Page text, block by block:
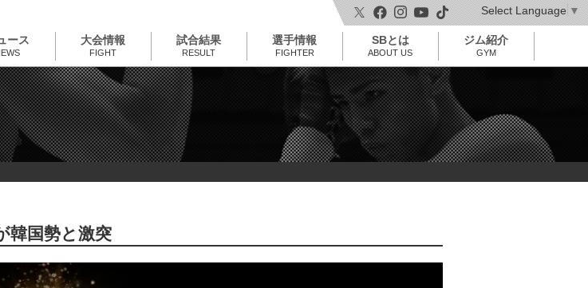
t
o
l
i
ース 大会情報
FIGHT
試合結果
RESULT
選手情報
FIGHTER
SBとは
ABOUT US
ジム紹介
GYM
Select Language▼
韓国勢と激突